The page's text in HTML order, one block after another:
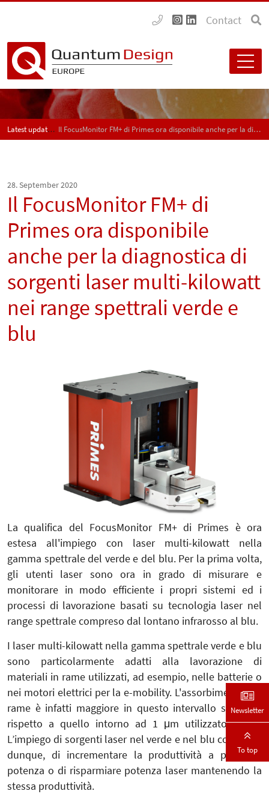
Contact
Latest updates Il FocusMonitor FM+ di Primes ora disponibile anche per la diagnostica di sorgenti laser multi-kilowatt nei range spettrali verde e blu
28. September 2020
Il FocusMonitor FM+ di
Primes ora disponibile
anche per la diagnostica di
sorgenti laser multi-kilowatt
nei range spettrali verde e
blu
La qualifica del FocusMonitor FM+ di Primes è ora
estesa all'impiego con laser multi-kilowatt nella
gamma spettrale del verde e del blu. Per la prima volta,
gli utenti laser sono ora in grado di misurare e
monitorare in modo efficiente i propri sistemi ed i
processi di lavorazione basati su tecnologia laser nel
range spettrale compreso dal lontano infrarosso al blu.
I laser multi-kilowatt nella gamma spettrale verde e blu
sono particolarmente adatti alla lavorazione di
materiali in rame utilizzati, ad esempio, nelle batterie o
nei motori elettrici per la e-mobility. L'assorbimento del
rame è infatti maggiore in questo intervallo spettrale
rispetto a quello intorno ad 1 μm utilizzato finora.
L’impiego di sorgenti laser nel verde e nel blu consente,
dunque, di incrementare la produttività a parità di
potenza o di risparmiare potenza laser mantenendo la
stessa produttività.
Newsletter
To top